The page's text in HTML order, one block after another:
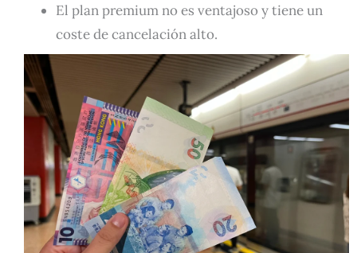
El plan premium no es ventajoso y tiene un
coste de cancelación alto.